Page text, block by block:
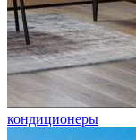
кондиционеры